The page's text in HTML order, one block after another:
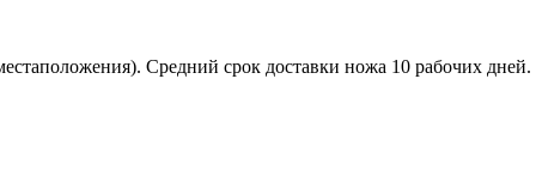
Средний срок доставки ножа 10 рабочих дней.